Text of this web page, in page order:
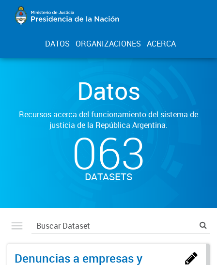
DATOS ORGANIZACIONES ACERCA
Datos
Recursos acerca del funcionamiento del sistema de
justicia de la República Argentina.
063
DATASETS
Denuncias a empresas y